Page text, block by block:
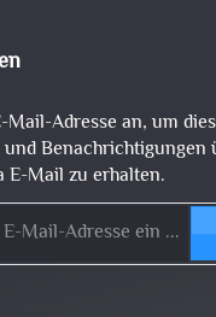
Mail-Adresse an, um
Benachrichtigungen
E-Mail zu erhalten.